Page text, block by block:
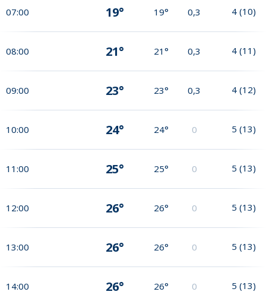
07:00 19° 19° 0,3 4 (10)
08:00 21° 21° 0,3 4 (11)
09:00 23° 23° 0,3 4 (12)
10:00 24° 24° 0 5 (13)
11:00 25° 25° 0 5 (13)
12:00 26° 26° 0 5 (13)
13:00 26° 26° 0 5 (13)
14:00 26° 26° 0 5 (13)